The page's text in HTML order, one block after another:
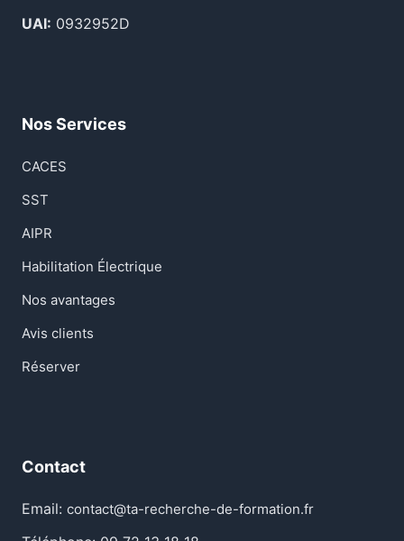
UAI: 0932952D
Nos Services
CACES
SST
AIPR
Habilitation Électrique
Nos avantages
Avis clients
Réserver
Contact
Email: contact@ta-recherche-de-formation.fr